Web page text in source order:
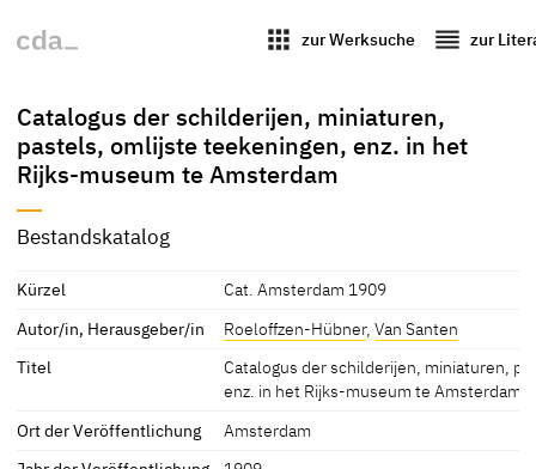
apps zur Werksuche reorder zur
Catalogus der schilderijen, miniaturen,
pastels, omlijste teekeningen, enz. in het
Rijks-museum te Amsterdam
Bestandskatalog
Kürzel
Cat. Amsterdam 1909
Autor/in, Herausgeber/in
Roeloffzen-Hübner,Van Santen
Titel
Catalogus der schilderijen, miniaturen,
enz. in het Rijks-museum te Amsterdam
Ort der Veröffentlichung
Amsterdam